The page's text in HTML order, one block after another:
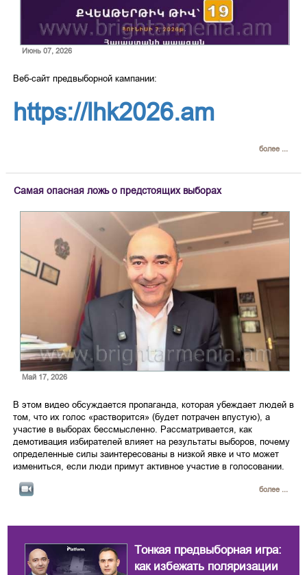
Июнь 07, 2026
Веб-сайт предвыборной кампании:
https://lhk2026.am
более ...
Самая опасная ложь о предстоящих выборах
Май 17, 2026
В этом видео обсуждается пропаганда, которая убеждает людей в
том, что их голос «растворится» (будет потрачен впустую), а
участие в выборах бессмысленно. Рассматривается, как
демотивация избирателей влияет на результаты выборов, почему
определенные силы заинтересованы в низкой явке и что может
измениться, если люди примут активное участие в голосовании.
более ...
Тонкая предвыборная игра:
как избежать поляризации